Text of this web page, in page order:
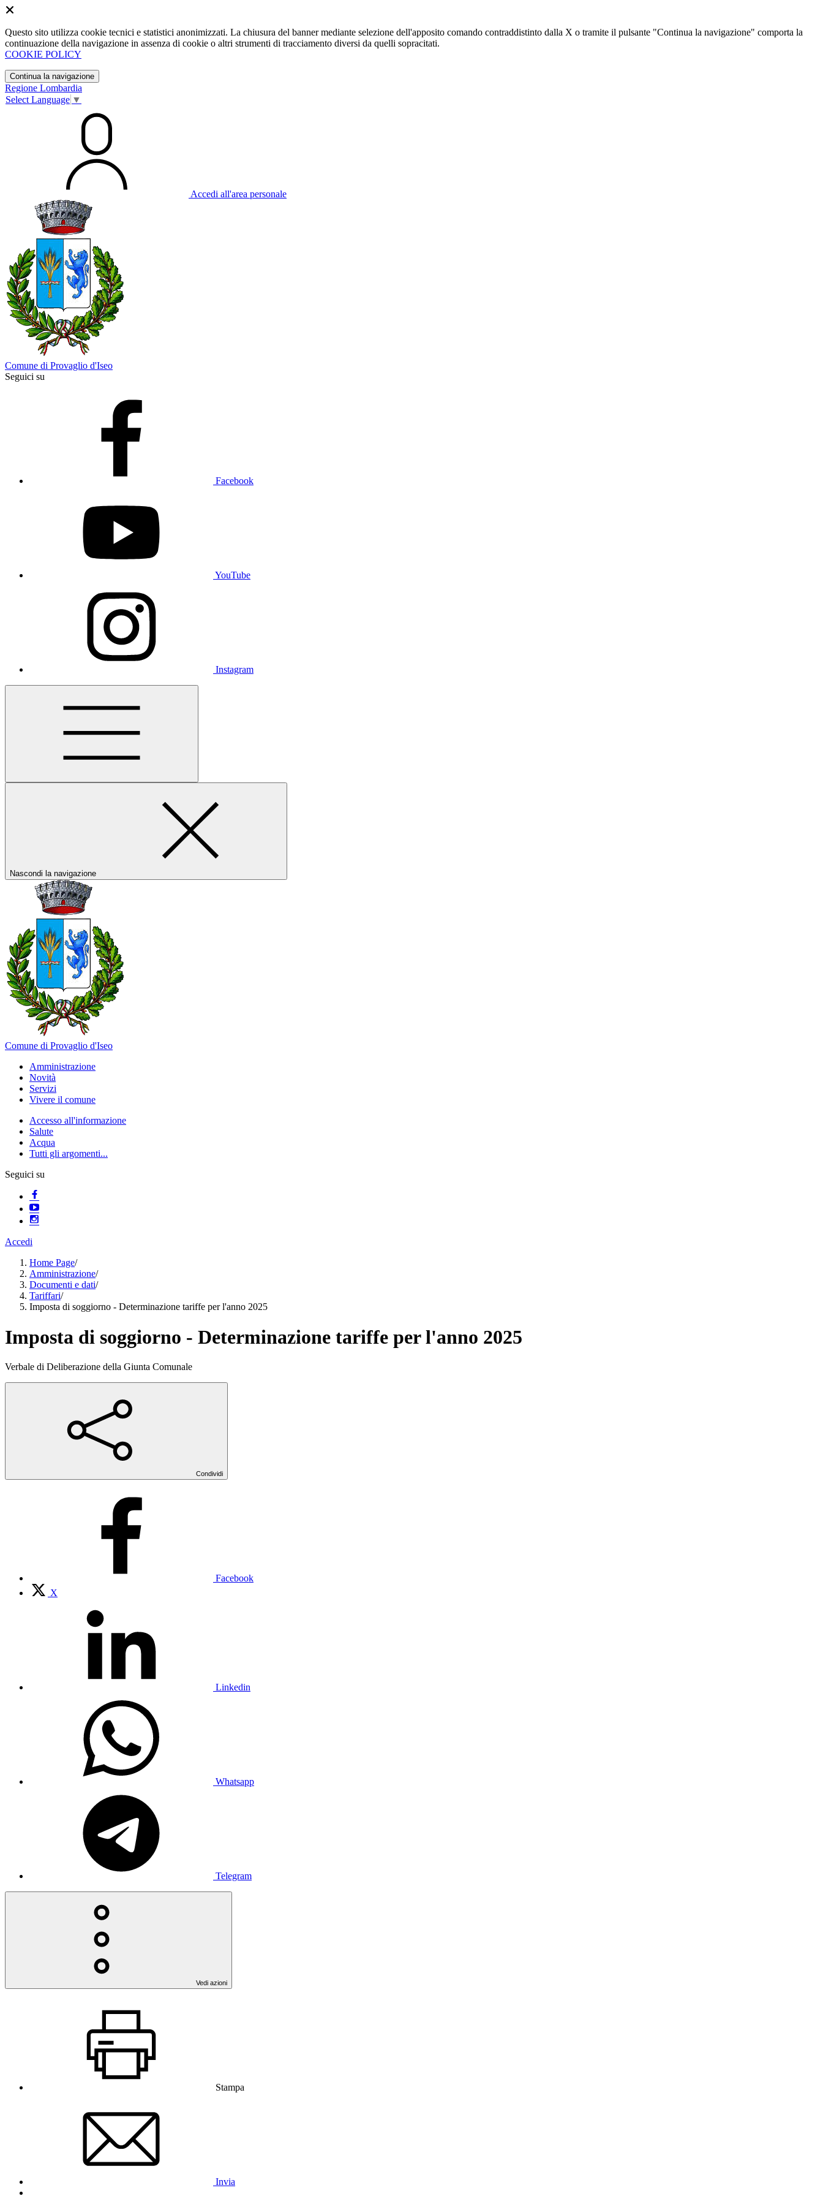
Questo sito utilizza cookie tecnici e statistici anonimizzati. La chiusura del banner mediante selezione dell'apposito comando contraddistinto dalla X o tramite il pulsante "Continua la navigazione" comporta la
continuazione della navigazione in assenza di cookie o altri strumenti di tracciamento diversi da quelli sopracitati.
COOKIE POLICY
Continua la navigazione
Regione Lombardia
Select Language ▼
Accedi all'area personale
Comune di Provaglio d'Iseo
Seguici su
Facebook
YouTube
Instagram
Nascondi la navigazione
Comune di Provaglio d'Iseo
Amministrazione
Novità
Servizi
Vivere il comune
Accesso all'informazione
Salute
Acqua
Tutti gli argomenti...
Seguici su
Accedi
Home Page/
Amministrazione/
Documenti e dati/
Tariffari/
Imposta di soggiorno - Determinazione tariffe per l'anno 2025
Imposta di soggiorno - Determinazione tariffe per l'anno 2025
Verbale di Deliberazione della Giunta Comunale
Condividi
Facebook
X
Linkedin
Whatsapp
Telegram
Vedi azioni
Stampa
Invia